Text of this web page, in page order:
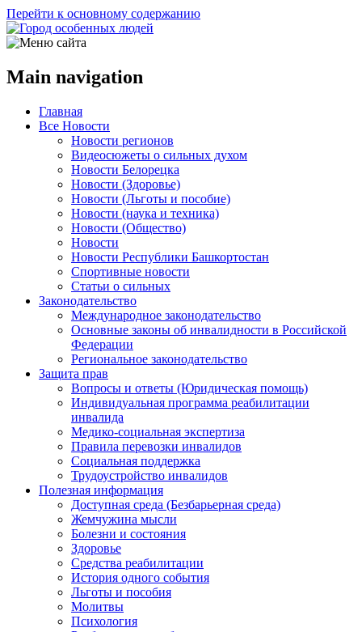
Перейти к основному содержанию
Main navigation
Главная
Все Новости
Новости регионов
Видеосюжеты о сильных духом
Новости Белорецка
Новости (Здоровье)
Новости (Льготы и пособие)
Новости (наука и техника)
Новости (Общество)
Новости
Новости Республики Башкортостан
Спортивные новости
Статьи о сильных
Законодательство
Международное законодательство
Основные законы об инвалидности в Российской
Федерации
Региональное законодательство
Защита прав
Вопросы и ответы (Юридическая помощь)
Индивидуальная программа реабилитации
инвалида
Медико-социальная экспертиза
Правила перевозки инвалидов
Социальная поддержка
Трудоустройство инвалидов
Полезная информация
Доступная среда (Безбарьерная среда)
Жемчужина мысли
Болезни и состояния
Здоровье
Средства реабилитации
История одного события
Льготы и пособия
Молитвы
Психология